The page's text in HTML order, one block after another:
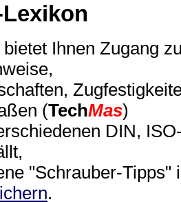
Ihnen Zugang
(TechMas)
DIN,
"Schrauber-Tipps"
.